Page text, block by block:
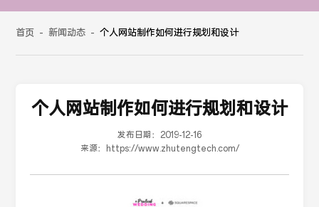
首页 - 新闻动态 - 个人网站制作如何进行规划和设计
个人网站制作如何进行规划和设计
发布日期： 2019-12-16
来源：
https://www.zhutengtech.com/